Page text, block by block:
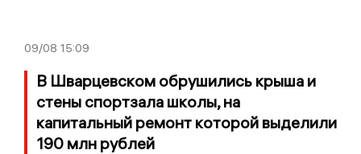
09/08 15:09
В Шварцевском обрушились крыша и
стены спортзала школы, на
капитальный ремонт которой выделили
190 млн рублей